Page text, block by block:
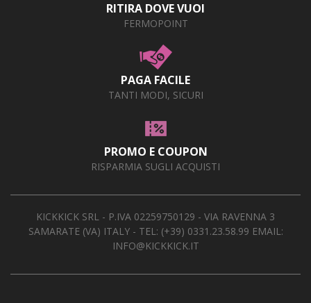
RITIRA DOVE VUOI
FERMOPOINT
PAGA FACILE
TANTI MODI, SICURI
PROMO E COUPON
RISPARMIA SUGLI ACQUISTI
KICKKICK SRL - P.IVA 02259750129 - VIA RAVENNA 3
SAMARATE (VA) ITALY - TEL: (+39) 0331.23.58.99 EMAIL:
INFO@KICKKICK.IT